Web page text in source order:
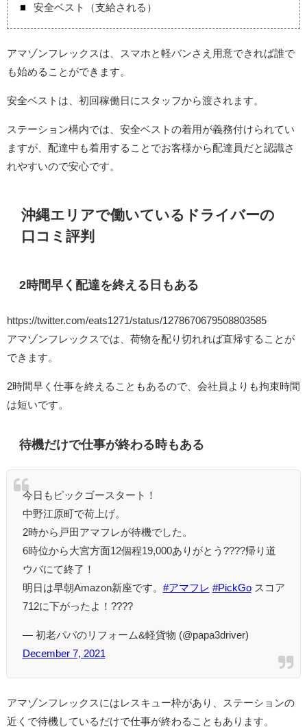
安全ベスト（支給される）
アマゾンフレックスは、スマホと軽バンさえ用意できれば誰で
も始めることができます。
安全ベストは、初回稼働日にスタッフから渡されます。
ステーション構内では、安全ベストの着用が義務付けられてい
ますが、配達中も着用することでお客様から配達員だと認識さ
れやすいので安心です。
沖縄エリアで働いているドライバーの
口コミ評判
2時間早く配達を終える日もある
https://twitter.com/eats1271/status/1278670679508803585
アマゾンフレックスでは、荷物を配り切れれば直帰することが
できます。
2時間早く仕事を終えることもあるので、会社員よりも拘束時間
は短いです。
待機だけで仕事が終わる時もある
今日もピックゴースタート！
中野江原町で荷上げ。
2時から戸田アマフレが待機でした。
6時位から大宮方面12個程19,000ありがとう????帰り道
ウバにて終了！
明日は早朝Amazon新座です。 #アマフレ #PickGoスコア
712に下がったよ！????
— 初老パバのリフォーム&軽貨物 (@papa3driver)
December 7, 2021
アマゾンフレックスにはレスキュー枠があり、ステーションの
近くで待機しているだけで仕事が終わることもあります。